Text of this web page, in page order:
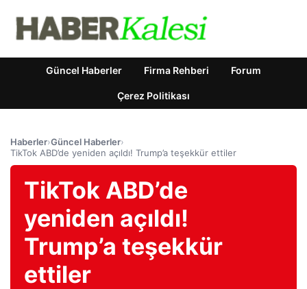
Güncel Haberler Firma Rehberi Forum
Çerez Politikası
Haberler›Güncel Haberler›
TikTok ABD’de yeniden açıldı! Trump’a teşekkür ettiler
TikTok ABD’de
yeniden açıldı!
Trump’a teşekkür
ettiler